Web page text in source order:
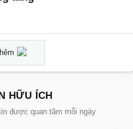
HỮU ÍCH
được quan tâm mỗi ngày